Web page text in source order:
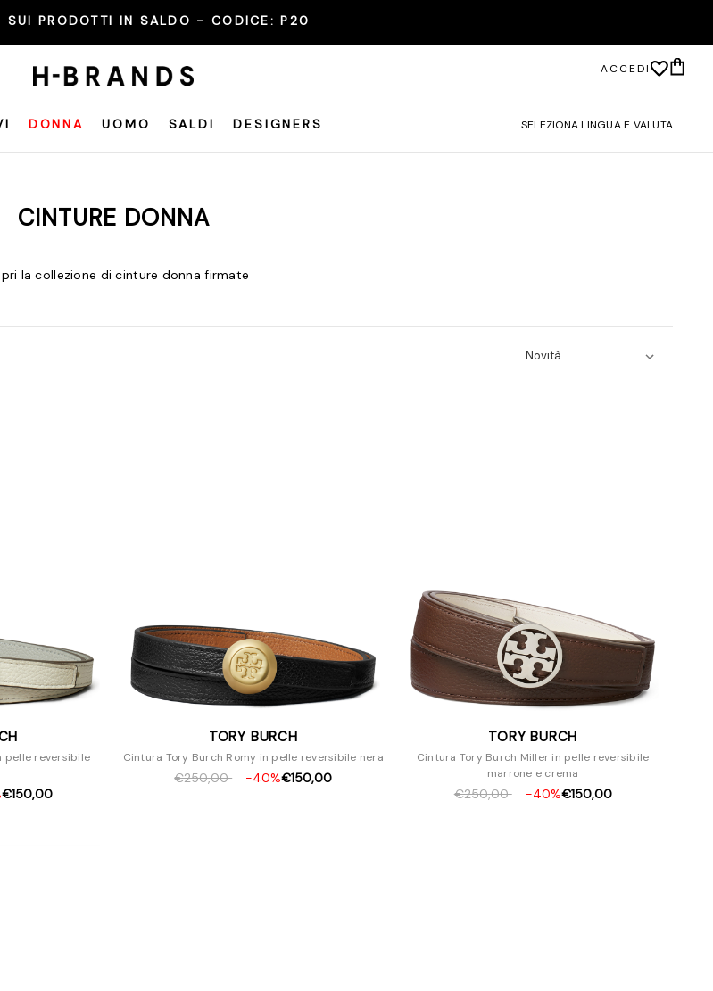
SUI PRODOTTI IN SALDO - CODICE:P20
ACCEDI
DONNA UOMO SALDI DESIGNERS SELEZIONA LINGUA E VALUTA
CINTURE DONNA
la collezione di cinture donna firmate
pelle reversibile
€150,00
TORY BURCH
Cintura Tory Burch Romy in pelle reversibile nera
€250,00 -40%€150,00
TORY BURCH
Cintura Tory Burch Miller in pelle reversibile
marrone e crema
€250,00 -40%€150,00